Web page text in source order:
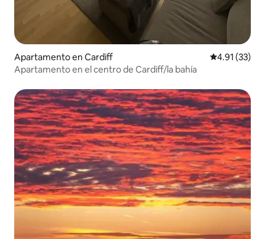
Apartamento en Cardiff Calificación
4.91 (33)
Apartamento en el centro de Cardiff/la bahía